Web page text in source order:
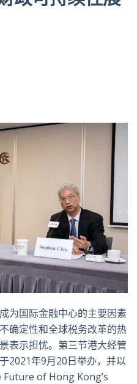
为国际金融中心的主要因素
确定性和全球税务改革的热
表示担忧。第三节港大经管
2021年9月20日举办，并以
Future of Hong Kong’s